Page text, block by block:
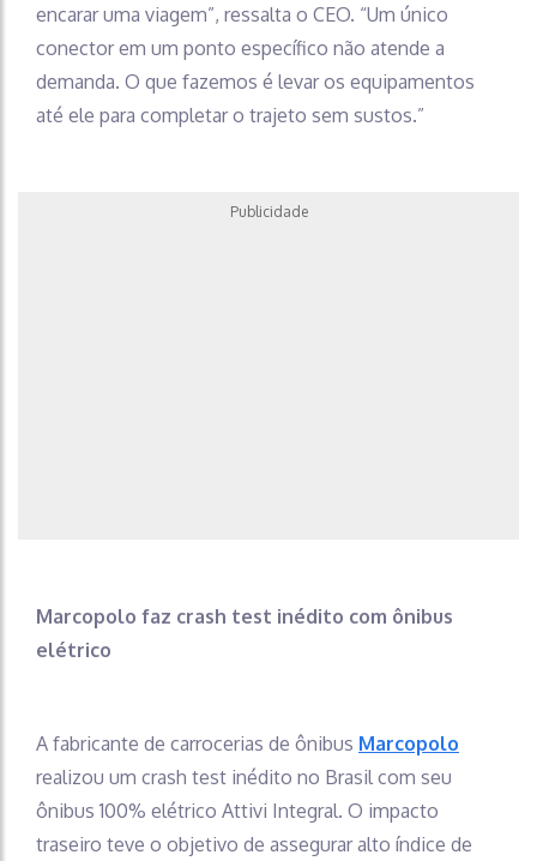
encarar uma viagem”, ressalta o CEO. “Um único
conector em um ponto específico não atende a
demanda. O que fazemos é levar os equipamentos
até ele para completar o trajeto sem sustos.”
Publicidade
Marcopolo faz crash test inédito com ônibus
elétrico
A fabricante de carrocerias de ônibus Marcopolo
realizou um crash test inédito no Brasil com seu
ônibus 100% elétrico Attivi Integral. O impacto
traseiro teve o objetivo de assegurar alto índice de